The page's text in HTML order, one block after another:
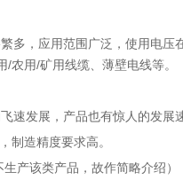
，应用范围广泛，使用电压
/农用/矿用线缆、薄壁电线等
发展，产品也有惊人的发展
制造精度要求高。
产该类产品，故作简略介绍）